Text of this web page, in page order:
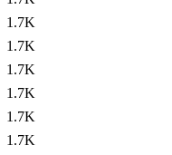
1.7K
1.7K
1.7K
1.7K
1.7K
1.7K